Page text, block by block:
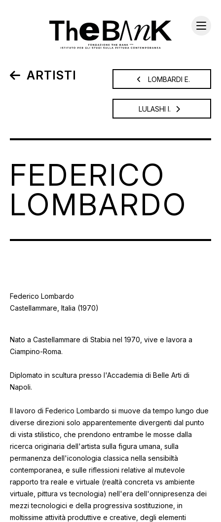
ARTISTI LOMBARDI E.
LULASHI I.
FEDERICO
LOMBARDO
Federico Lombardo
Castellammare, Italia (1970)
Nato a Castellammare di Stabia nel 1970, vive e lavora a
Ciampino-Roma.
Diplomato in scultura presso l'Accademia di Belle Arti di
Napoli.
Il lavoro di Federico Lombardo si muove da tempo lungo due
diverse direzioni solo apparentemente divergenti dal punto
di vista stilistico, che prendono entrambe le mosse dalla
ricerca originaria dell'artista sulla figura umana, sulla
permanenza dell'iconologia classica nella sensibiltà
contemporanea, e sulle riflessioni relative al mutevole
rapporto tra reale e virtuale (realtà concreta vs ambiente
virtuale, pittura vs tecnologia) nell'era dell'onnipresenza dei
mezzi tecnologici e della progressiva sostituzione, in
moltissime attività produttive e creative, degli elementi